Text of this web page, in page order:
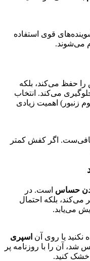
قوی استفاده
می‌شوند.
حفظ می‌کند، بلکه
می‌کند. انتخاب
زنبور) اهمیت زیادی
اگر کفش کمتر
حساس است. در
بلکه احتمال
می‌یابد.
یا روی آن اسپری
شد، آن را با روزنامه پر
خشک کنید.